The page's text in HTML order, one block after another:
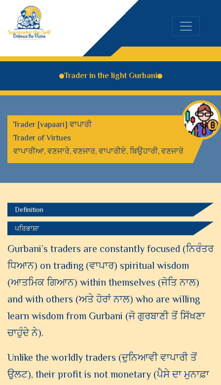
Trader in the light Gurbani
Trader [vapaari] ਵਾਪਾਰੀ
Trader of Virtues
ਵਾਪਾਰੀਆ, ਵਣਜਾਰੇ, ਵਣਜਾਰ, ਵਾਪਾਰੀਏ, ਬਿਉਹਾਰੀ, ਵਣਜਾਰੋ
Definition
ਪਰਿਭਾਸ਼ਾ
Gurbani’s traders are constantly focused (ਨਿਰੰਤਰ
ਧਿਆਨ) on trading (ਵਾਪਾਰ) spiritual wisdom
(ਆਤਮਿਕ ਗਿਆਨ) within themselves (ਜੋਤਿ ਨਾਲ)
and with others (ਅਤੇ ਹੋਰਾਂ ਨਾਲ) who are willing
learn wisdom from Gurbani (ਜੋ ਗੁਰਬਾਣੀ ਤੋਂ ਸਿੱਖਣਾ
ਚਾਹੁੰਦੇ ਨੇ).
Unlike the worldly traders (ਦੁਨਿਆਵੀ ਵਾਪਾਰੀ ਤੋਂ
ਉਲਟ), their profit is not monetary (ਪੈਸੇ ਦਾ ਮੁਨਾਫ਼ਾ